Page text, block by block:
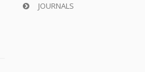
JOURNALS